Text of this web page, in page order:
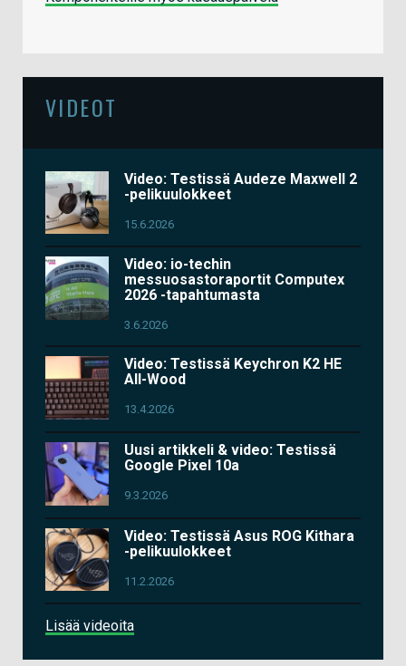
VIDEOT
Video: Testissä Audeze Maxwell 2
-pelikuulokkeet
15.6.2026
Video: io-techin
messuosastoraportit Computex
2026 -tapahtumasta
3.6.2026
Video: Testissä Keychron K2 HE
All-Wood
13.4.2026
Uusi artikkeli & video: Testissä
Google Pixel 10a
9.3.2026
Video: Testissä Asus ROG Kithara
-pelikuulokkeet
11.2.2026
Lisää videoita